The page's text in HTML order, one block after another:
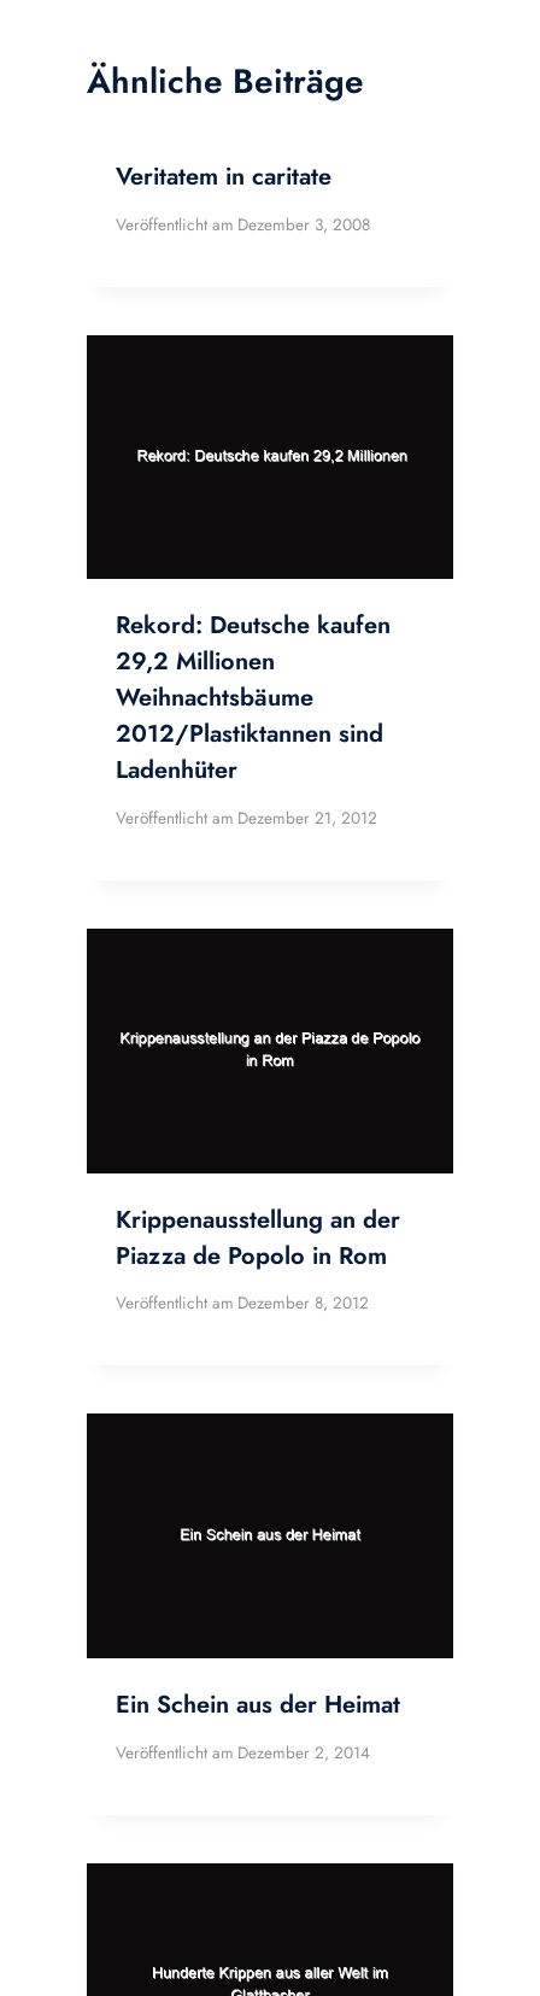
Ähnliche Beiträge
Veritatem in caritate
Veröffentlicht am Dezember 3, 2008
Rekord: Deutsche kaufen
29,2 Millionen
Weihnachtsbäume
2012/Plastiktannen sind
Ladenhüter
Veröffentlicht am Dezember 21, 2012
Krippenausstellung an der
Piazza de Popolo in Rom
Veröffentlicht am Dezember 8, 2012
Ein Schein aus der Heimat
Veröffentlicht am Dezember 2, 2014